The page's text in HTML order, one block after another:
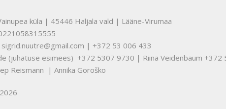
küla | 45446 Haljala vald | Lääne-Virumaa
| +372 53 006 433
(juhatuse esimees) +372 5307 9730 | Riina Veidenbaum +372
Reismann | Annika Goroško